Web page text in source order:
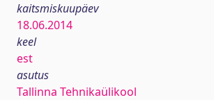
kaitsmiskuupäev
18.06.2014
keel
est
asutus
Tallinna Tehnikaülikool